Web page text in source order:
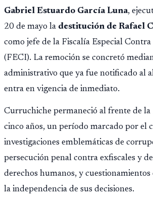
Gabriel Estuardo García Luna,
20 de mayo la destitución de Rafael
como jefe de la Fiscalía Especial
(FECI). La remoción se concretó
administrativo que ya fue notificado al
entra en vigencia de inmediato.
Curruchiche permaneció al frente de
cinco años, un período marcado por el
investigaciones emblemáticas de
persecución penal contra exfiscales y
derechos humanos, y cuestionamientos
la independencia de sus decisiones.